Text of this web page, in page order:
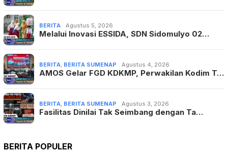
BERITA Agustus 5, 2026
Melalui Inovasi ESSIDA, SDN Sidomulyo 02…
BERITA, BERITA SUMENAP Agustus 4, 2026
AMOS Gelar FGD KDKMP, Perwakilan Kodim T…
BERITA, BERITA SUMENAP Agustus 3, 2026
Fasilitas Dinilai Tak Seimbang dengan Ta…
BERITA POPULER